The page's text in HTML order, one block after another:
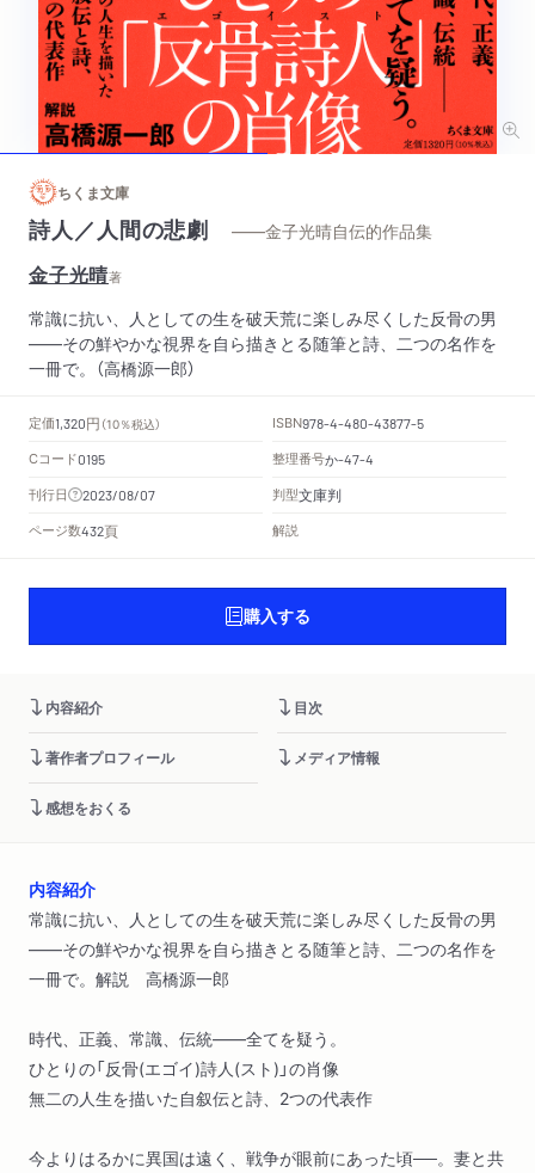
ちくま文庫
詩人／人間の悲劇——金子光晴自伝的作品集
金子光晴著
常識に抗い、人としての生を破天荒に楽しみ尽くした反骨の男
――その鮮やかな視界を自ら描きとる随筆と詩、二つの名作を
一冊で。（高橋源一郎）
定価1,320円 （10％税込） ISBN978-4-480-43877-5
Cコード0195 整理番号か-47-4
刊行日 2023/08/07 判型文庫判
ページ数432頁 解説
購入する
内容紹介 目次
著作者プロフィール メディア情報
感想をおくる
内容紹介
常識に抗い、人としての生を破天荒に楽しみ尽くした反骨の男
――その鮮やかな視界を自ら描きとる随筆と詩、二つの名作を
一冊で。解説 高橋源一郎
時代、正義、常識、伝統――全てを疑う。
ひとりの「反骨(エゴイ)詩人(スト)」の肖像
無二の人生を描いた自叙伝と詩、2つの代表作
今よりはるかに異国は遠く、戦争が眼前にあった頃──。妻と共